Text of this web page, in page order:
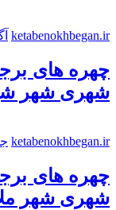
ketabenokhbegan.ir
چهره های
شهری شهر
ketabenokhbegan.ir
چهره های
شهری شهر